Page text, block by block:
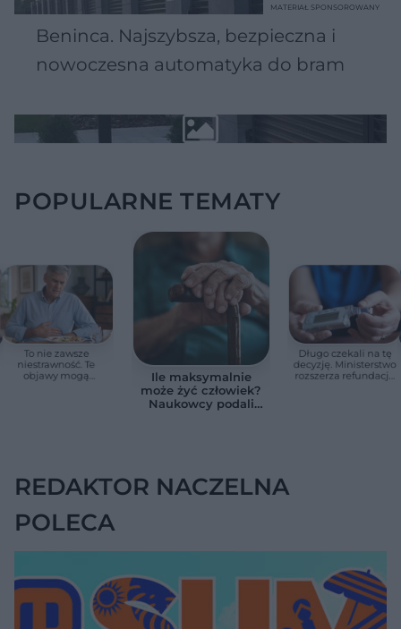
Beninca. Najszybsza, bezpieczna i
nowoczesna automatyka do bram
MATERIAŁ SPONSOROWANY
POPULARNE TEMATY
To nie zawsze
niestrawność. Te
objawy mogą
Ile maksymalnie
może żyć człowiek?
Naukowcy podali
Długo czekali na tę
decyzję. Ministerstwo
rozszerza refundację
REDAKTOR NACZELNA
POLECA